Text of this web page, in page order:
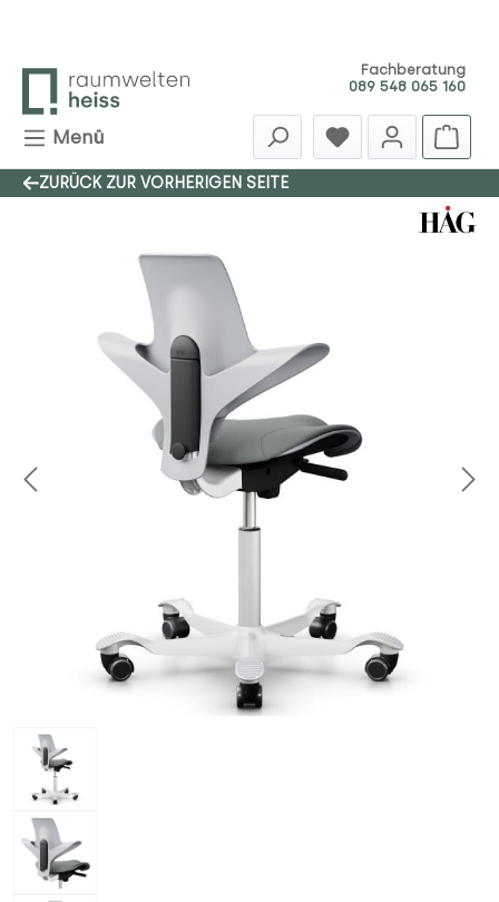
Fachberatung
089 548 065 160
Menü
ZURÜCK ZUR VORHERIGEN SEITE
Bildergalerie überspringen